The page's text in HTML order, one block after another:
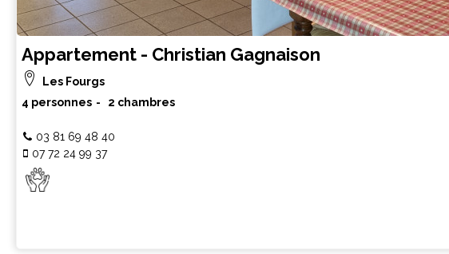
Appartement - Christian Gagnaison
Les Fourgs
4 personnes
2 chambres
03 81 69 48 40
07 72 24 99 37